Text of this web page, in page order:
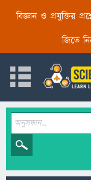
বিজ্ঞান ও প্রযুক্তির
জিতে